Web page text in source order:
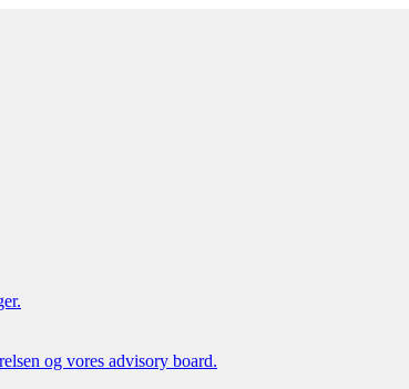
og vores advisory board.